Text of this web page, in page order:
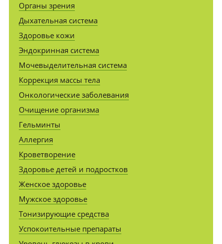
Органы зрения
Дыхательная система
Здоровье кожи
Эндокринная система
Мочевыделительная система
Коррекция массы тела
Онкологические заболевания
Очищение организма
Гельминты
Аллергия
Кроветворение
Здоровье детей и подростков
Женское здоровье
Мужское здоровье
Тонизирующие средства
Успокоительные препараты